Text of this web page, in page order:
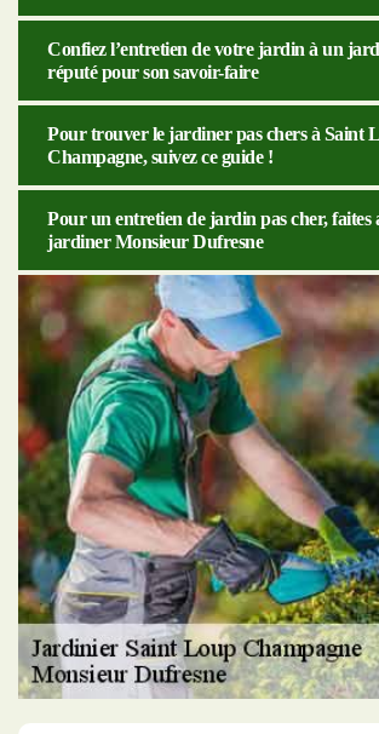
Confiez l’entretien de votre jardin à un
réputé pour son savoir-faire
Pour trouver le jardiner pas chers à Saint
Champagne, suivez ce guide !
Pour un entretien de jardin pas cher, faites
jardiner Monsieur Dufresne